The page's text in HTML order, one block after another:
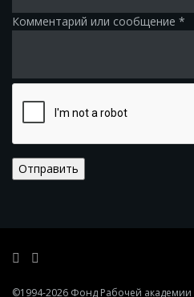
Комментарий или сообщение *
Отправить
©1994-2026 Фонд Рабочей академии